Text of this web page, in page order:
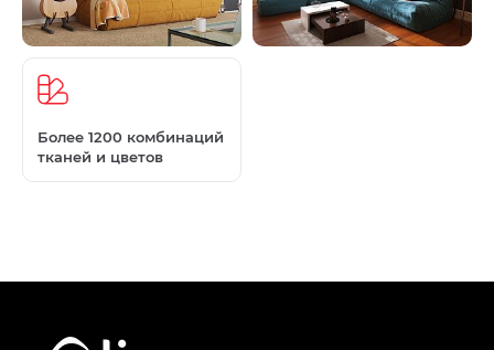
Более 1200 комбинаций
тканей и цветов